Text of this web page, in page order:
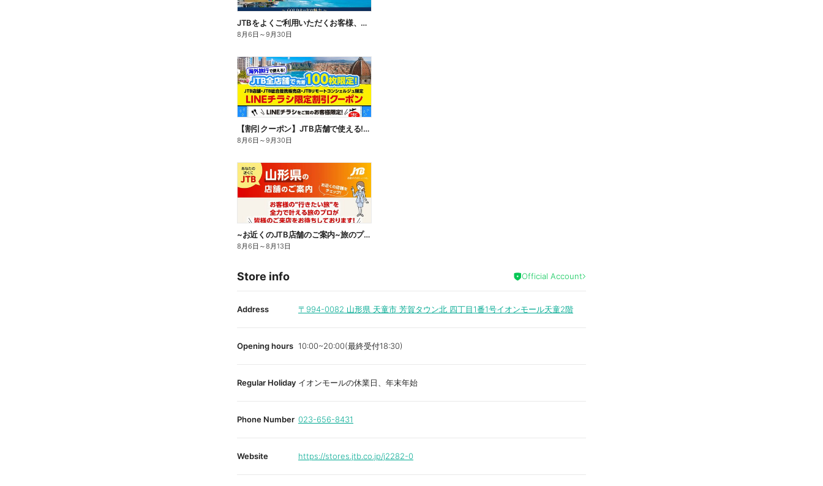
JTBをよくご利用いただくお客様、旅行がお好きなお客様に特におすすめのカード。入会キャンペーン実施中
8月6日 ～9月30日
【割引クーポン】JTB店舗で使える!LINEチラシをご覧のお客様限定のお得な海外割引クーポン配布中♪
8月6日 ～9月30日
~お近くのJTB店舗のご案内~旅のプロがお客様の行きたい旅を叶えます!ご来店お待ちしております
8月6日 ～8月13日
Store info Official Account
Address 〒994-0082 山形県 天童市 芳賀タウン北 四丁目1番1号イオンモール天童2階
Opening hours 10:00~20:00(最終受付18:30)
Regular Holiday イオンモールの休業日、年末年始
Phone Number 023-656-8431
Website https://stores.jtb.co.jp/j2282-0